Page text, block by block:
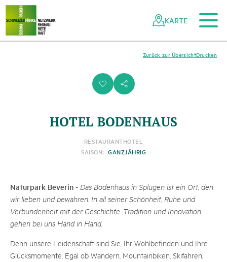
Navigieren
Netzwerk
Schweizer
Schnellnavigation
Zum Hauptinhalt
Zur mobilen Navigation
Zur Suche
Zum Fussbereich
Zur Sitemap
KARTE
i s
Drucken
Zurück zur Übersicht
HOTEL BODENHAUS
RESTAURANTHOTEL
SAISON: GANZJÄHRIG
Naturpark Beverin - Das Bodenhaus in Splügen ist ein Ort, den
wir lieben und bewahren. In all seiner Schönheit, Ruhe und
Verbundenheit mit der Geschichte. Tradition und Innovation
gehen bei uns Hand in Hand.
Denn unsere Leidenschaft sind Sie, Ihr Wohlbefinden und Ihre
Glücksmomente. Egal ob Wandern, Mountainbiken, Skifahren,